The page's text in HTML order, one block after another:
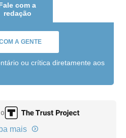
com a
redação
A GENTE
ou crítica diretamente aos
mais